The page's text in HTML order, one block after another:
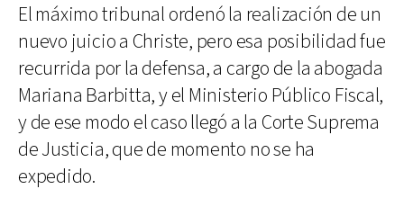
El máximo tribunal ordenó la realización de un
nuevo juicio a Christe, pero esa posibilidad fue
recurrida por la defensa, a cargo de la abogada
Mariana Barbitta, y el Ministerio Público Fiscal,
y de ese modo el caso llegó a la Corte Suprema
de Justicia, que de momento no se ha
expedido.